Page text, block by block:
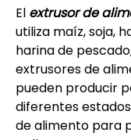
El extrusor de
utiliza maíz, soja,
harina de
extrusores de
pueden producir
diferentes
de alimento para